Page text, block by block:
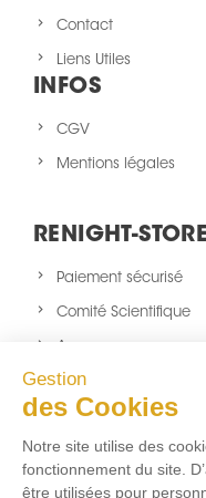
Gestion
des Cookies
Notre site utilise des
fonctionnement du site.
être utilisées pour
Contact
Liens Utiles
INFOS
CGV
Mentions légales
RENIGHT-STORE
Paiement sécurisé
Comité Scientifique
A propos
Nouveaux produits
sitemap
NOUS SUIVRE